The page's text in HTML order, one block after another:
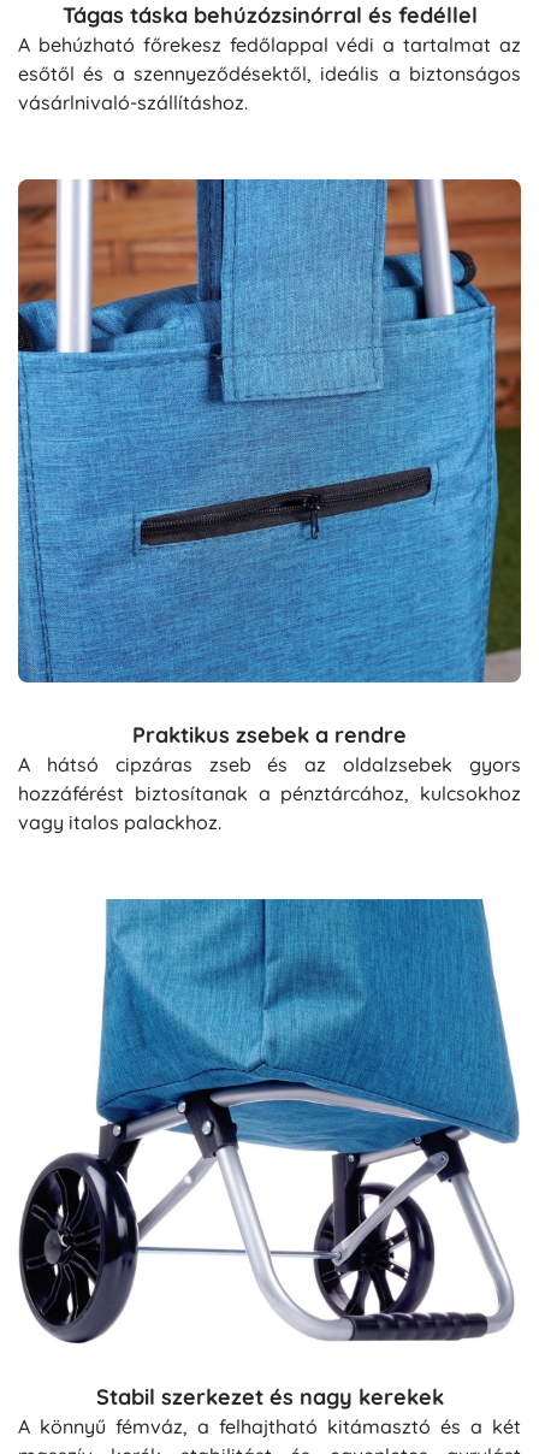
Tágas táska behúzózsinórral és fedéllel
A behúzható főrekesz fedőlappal védi a tartalmat az
esőtől és a szennyeződésektől, ideális a biztonságos
vásárlnivaló-szállításhoz.
Praktikus zsebek a rendre
A hátsó cipzáras zseb és az oldalzsebek gyors
hozzáférést biztosítanak a pénztárcához, kulcsokhoz
vagy italos palackhoz.
Stabil szerkezet és nagy kerekek
A könnyű fémváz, a felhajtható kitámasztó és a két